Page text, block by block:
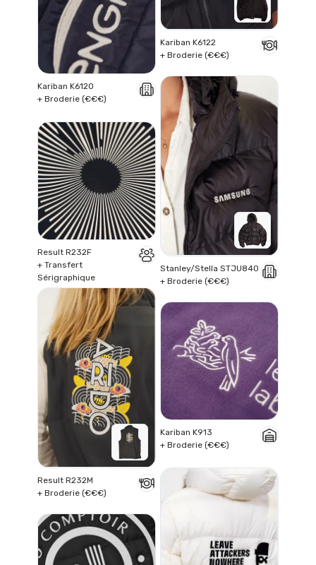
Kariban K6122
+ Broderie (€€€)
Kariban K6120
+ Broderie (€€€)
Stanley/Stella STJU840
+ Broderie (€€€)
Result R232F
+ Transfert
Sérigraphique
Result R232M
+ Broderie (€€€)
Kariban K913
+ Broderie (€€€)